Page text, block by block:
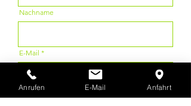
Nachname
E-Mail
Anrufen E-Mail Anfahrt